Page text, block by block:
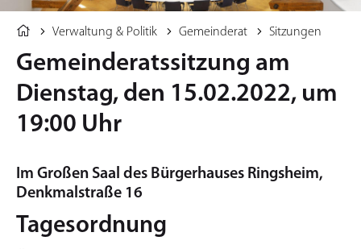
Verwaltung & Politik Gemeinderat Sitzungen
Gemeinderatssitzung am
Dienstag, den 15.02.2022, um
19:00 Uhr
Im Großen Saal des Bürgerhauses Ringsheim,
Denkmalstraße 16
Tagesordnung